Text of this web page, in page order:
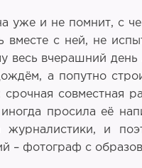
уже и не помнит, с
с ней, не
весь вчерашний
а попутно
совместная
просила её
журналистики, и
– фотограф с